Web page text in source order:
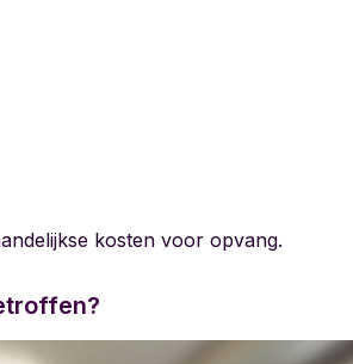
kosten voor opvang.